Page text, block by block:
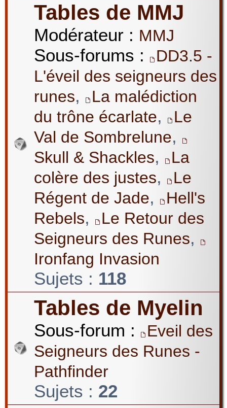
Tables de MMJ
Modérateur : MMJ
Sous-forums :
DD3.5 -
L'éveil des seigneurs des
runes,
La malédiction
du trône écarlate,
Le
Val de Sombrelune,
Skull & Shackles,
La
colère des justes,
Le
Régent de Jade,
Hell's
Rebels,
Le Retour des
Seigneurs des Runes,
Ironfang Invasion
Sujets : 118
Tables de Myelin
Sous-forum :
Eveil des
Seigneurs des Runes -
Pathfinder
Sujets : 22